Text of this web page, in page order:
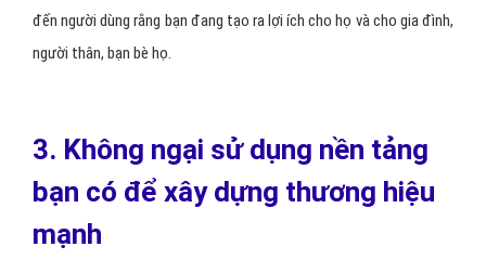
đến người dùng rằng bạn đang tạo ra lợi ích cho họ và cho gia đình,
người thân, bạn bè họ.
3. Không ngại sử dụng nền tảng
bạn có để xây dựng thương hiệu
mạnh